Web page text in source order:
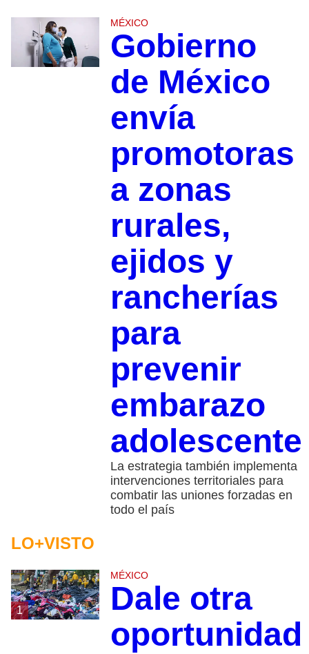
MÉXICO
Gobierno
de México
envía
promotoras
a zonas
rurales,
ejidos y
rancherías
para
prevenir
embarazo
adolescente
La estrategia también implementa
intervenciones territoriales para
combatir las uniones forzadas en
todo el país
LO+VISTO
1
MÉXICO
Dale otra
oportunidad